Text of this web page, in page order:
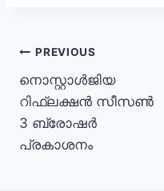
Post
navigation
PREVIOUS
നൊസ്റ്റാള്‍ജിയ
റിഫ്ലക്ഷന്‍ സീസണ്‍
3 ബ്രോഷര്‍
പ്രകാശനം